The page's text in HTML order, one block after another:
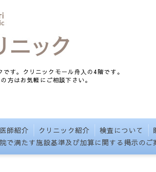
す。クリニックモール舟入の4階です。
方はお気軽にご相談下さい。
医師紹介 クリニック紹介 検査について
で満たす施設基準及び加算に関する掲示のご